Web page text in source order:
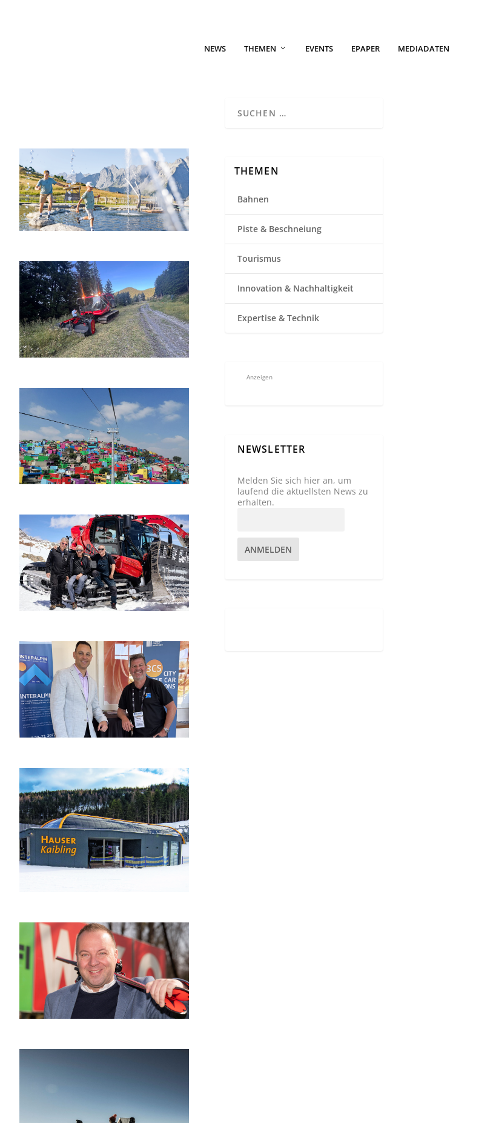
NEWS THEMEN EVENTS EPAPER MEDIADATEN
THEMEN
Bahnen
Piste & Beschneiung
Tourismus
Innovation & Nachhaltigkeit
Expertise & Technik
Anzeigen
NEWSLETTER
Melden Sie sich hier an, um
laufend die aktuellsten News zu
erhalten.
ANMELDEN